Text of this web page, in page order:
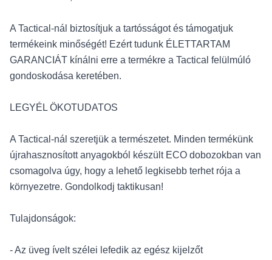
A Tactical-nál biztosítjuk a tartósságot és támogatjuk
termékeink minőségét! Ezért tudunk ÉLETTARTAM
GARANCIÁT kínálni erre a termékre a Tactical felülmúló
gondoskodása keretében.
LEGYÉL ÖKOTUDATOS
A Tactical-nál szeretjük a természetet. Minden termékünk
újrahasznosított anyagokból készült ECO dobozokban van
csomagolva úgy, hogy a lehető legkisebb terhet rója a
környezetre. Gondolkodj taktikusan!
Tulajdonságok:
- Az üveg ívelt szélei lefedik az egész kijelzőt